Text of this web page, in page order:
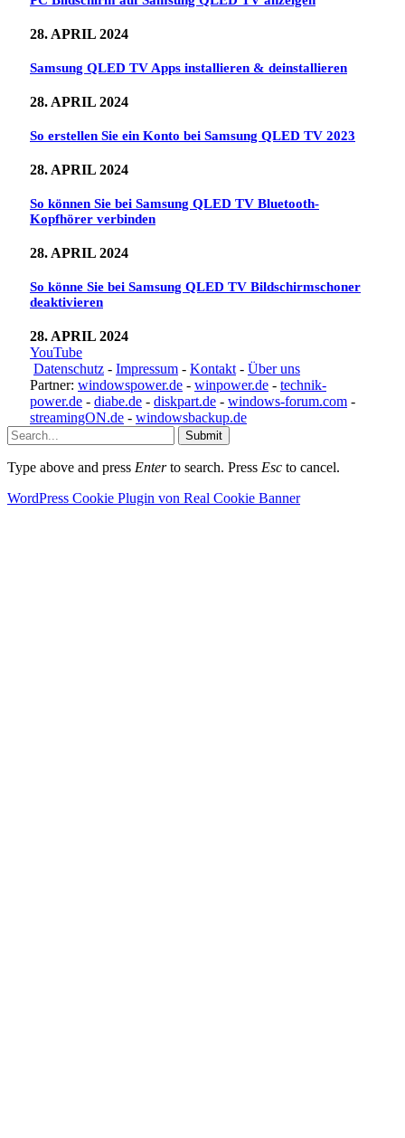
28. APRIL 2024
Samsung QLED TV Apps installieren & deinstallieren
28. APRIL 2024
So erstellen Sie ein Konto bei Samsung QLED TV 2023
28. APRIL 2024
So können Sie bei Samsung QLED TV Bluetooth-
Kopfhörer verbinden
28. APRIL 2024
So könne Sie bei Samsung QLED TV Bildschirmschoner
deaktivieren
28. APRIL 2024
YouTube
Datenschutz - Impressum - Kontakt - Über uns
Partner: windowspower.de - winpower.de - technik-
power.de - diabe.de - diskpart.de - windows-forum.com -
streamingON.de - windowsbackup.de
Submit
Type above and press Enterto search. Press Esc to cancel.
WordPress Cookie Plugin von Real Cookie Banner